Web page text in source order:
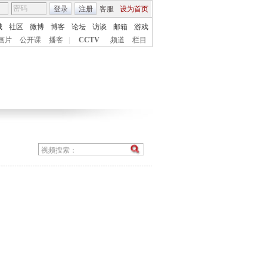
客服 设为首页
登录 注册
社区 微博 博客 论坛 访谈 邮箱
游戏
片
公开课 播客 CCTV 频道 栏目